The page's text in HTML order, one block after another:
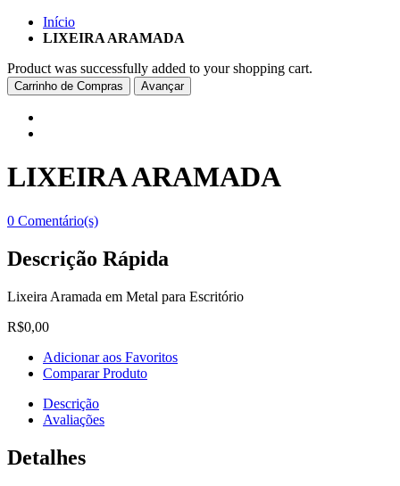
Início
LIXEIRA ARAMADA
Product was successfully added to your shopping cart.
Carrinho de Compras Avançar
LIXEIRA ARAMADA
0 Comentário(s)
Descrição Rápida
Lixeira Aramada em Metal para Escritório
R$0,00
Adicionar aos Favoritos
Comparar Produto
Descrição
Avaliações
Detalhes